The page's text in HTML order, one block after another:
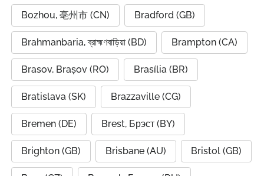
Bozhou, 亳州市 (CN) Bradford (GB)
Brahmanbaria, ব্রাহ্মণবাড়িয়া (BD) Brampton (CA)
Brasov, Brașov (RO) Brasília (BR)
Bratislava (SK) Brazzaville (CG)
Bremen (DE) Brest, Брэст (BY)
Brighton (GB) Brisbane (AU) Bristol (GB)